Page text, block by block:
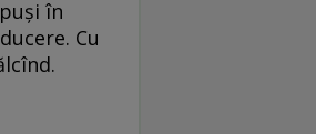
în
Cu